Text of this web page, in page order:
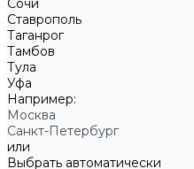
Сочи
Ставрополь
Таганрог
Тамбов
Тула
Уфа
Например:
Москва
Санкт-Петербург
или
Выбрать автоматически